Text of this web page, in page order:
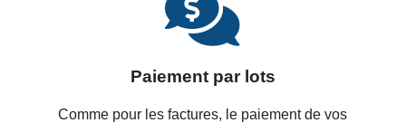
Paiement par lots
Comme pour les factures, le paiement de vos